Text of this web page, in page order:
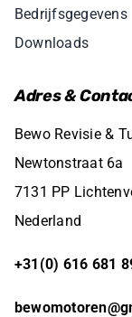
Bedrijfsgegevens
Downloads
Adres &
Bewo Revisie &
Newtonstraat 6a
7131 PP
Nederland
+31(0) 616 681